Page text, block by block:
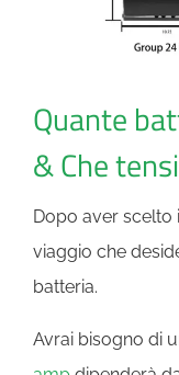
Quante
& Che
Dopo aver scelto
viaggio che
batteria.
Avrai bisogno di